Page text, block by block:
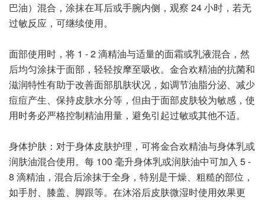
巴油）混合，涂抹在耳后或手腕内侧，观察 24 小时，若无
过敏反应，可继续使用。
面部使用时，将 1 - 2 滴精油与适量的面霜或乳液混合，然
后均匀涂抹于面部，轻轻按摩至吸收。金合欢精油的抗菌和
滋润特性有助于改善面部肌肤状况，如调节油脂分泌、减少
痘痘产生、保持皮肤水分等，但由于面部皮肤较为敏感，使
用时务必严格控制精油用量，避免引起过敏或其他不适。
身体护肤：对于身体皮肤护理，可将金合欢精油与身体乳或
润肤油混合使用。每 100 毫升身体乳或润肤油中可加入 5 -
8 滴精油，混合后涂抹于全身，特别是干燥、粗糙的部位，
如手肘、膝盖、脚跟等。在沐浴后皮肤微湿时使用效果更